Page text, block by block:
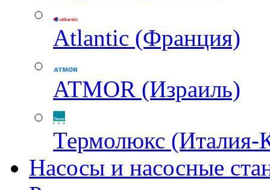
Atlantic (Франция)
ATMOR (Израиль)
Термолюкс (Италия-
Насосы и насосные